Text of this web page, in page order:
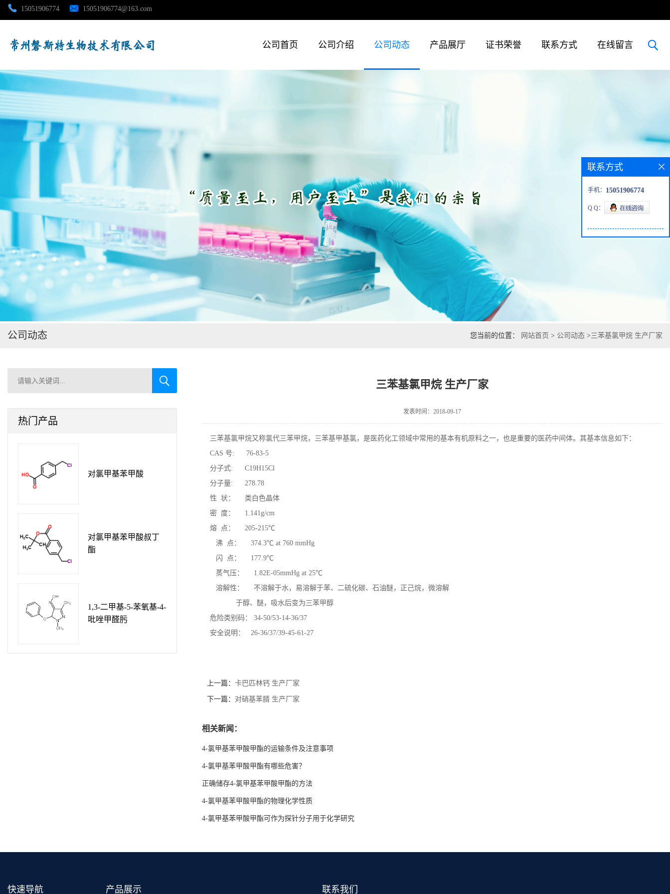
15051906774 15051906774@163.com
公司首页 公司介绍 公司动态 产品展厅 证书荣誉 联系方式 在线留言
公司首页
公司介绍
公司动态
产品展厅
联系方式
公司动态 您当前的位置： 网站首页 > 公司动态 >三苯基氯甲烷 生产厂家
热门产品
对氯甲基苯甲酸
对氯甲基苯甲酸叔丁
酯
1,3-二甲基-5-苯氧基-4-
吡唑甲醛肟
三苯基氯甲烷 生产厂家
发表时间：2018-09-17
三苯基氯甲烷又称氯代三苯甲烷，三苯基甲基氯，是医药化工领域中常用的基本有机原料之一，也是重要的医药中间体。其基本信息如下：
CAS 号: 76-83-5
分子式: C19H15Cl
分子量: 278.78
性 状： 类白色晶体
密 度： 1.141g/cm
熔 点： 205-215℃
沸 点： 374.3℃ at 760 mmHg
闪 点： 177.9℃
蒸气压： 1.82E-05mmHg at 25℃
溶解性： 不溶解于水，易溶解于苯、二硫化碳、石油醚，正己烷，微溶解
于醇、醚，吸水后变为三苯甲醇
危险类别码： 34-50/53-14-36/37
安全说明： 26-36/37/39-45-61-27
上一篇： 卡巴匹林钙 生产厂家
下一篇： 对硝基苯腈 生产厂家
相关新闻：
4-氯甲基苯甲酸甲酯的运输条件及注意事项
4-氯甲基苯甲酸甲酯有哪些危害？
正确储存4-氯甲基苯甲酸甲酯的方法
4-氯甲基苯甲酸甲酯的物理化学性质
4-氯甲基苯甲酸甲酯可作为探针分子用于化学研究
联系方式
手机： 15051906774
Q Q：
快速导航 产品展示 联系我们